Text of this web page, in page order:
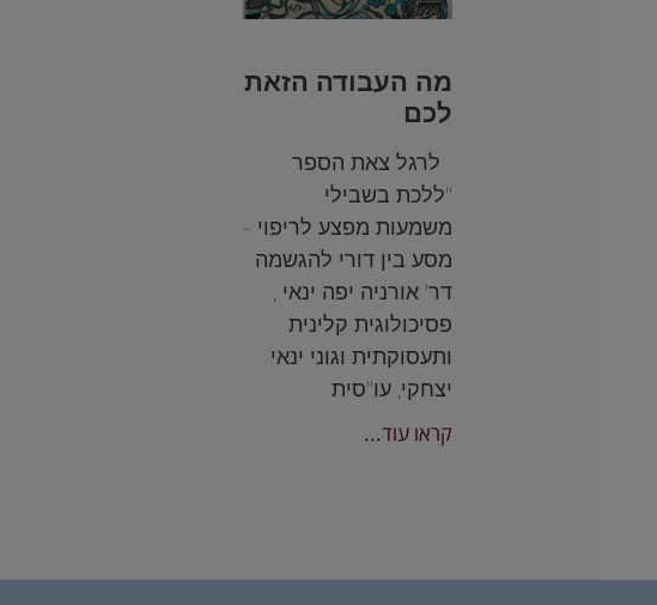
מה העבודה הזאת
לכם
לרגל צאת הספר
"ללכת בשבילי
משמעות מפצע לריפוי -
מסע בין דורי להגשמה
דר' אורניה יפה ינאי ,
פסיכולוגית קלינית
ותעסוקתית וגוני ינאי
יצחקי, עו"סית
קראו עוד...